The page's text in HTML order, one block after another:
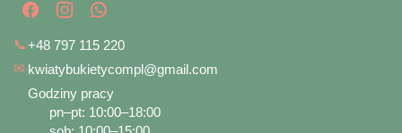
📞+48 797 115 220
✉ kwiatybukietycompl@gmail.com
Godziny pracy
pn–pt: 10:00–18:00